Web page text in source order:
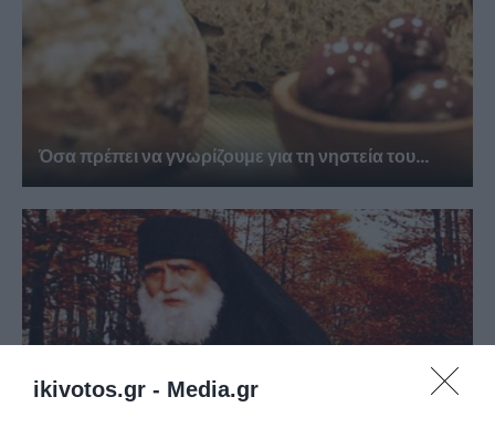
ikivotos.gr - Media.gr
Όσα πρέπει να γνωρίζουμε για τη νηστεία του...